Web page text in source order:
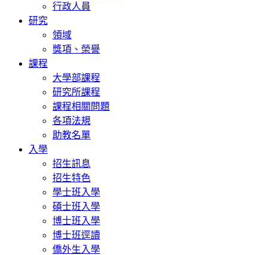
行政人員
研究
領域
獎項、榮譽
課程
大學部課程
研究所課程
課程相關問題
各項法規
助教名單
入學
招生訊息
招生特色
學士班入學
碩士班入學
博士班入學
博士班逕讀
僑外生入學